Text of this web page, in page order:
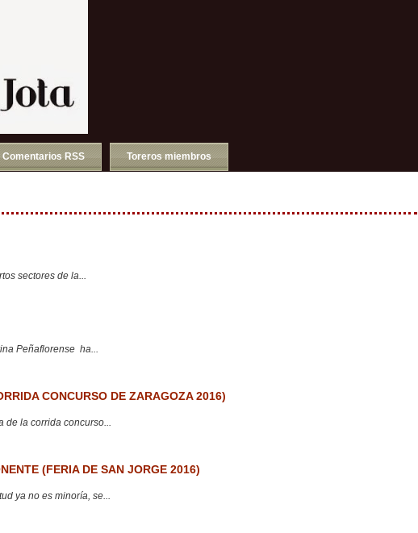
Comentarios RSS Toreros miembros
sectores de la...
Peñaflorense ha...
CONCURSO DE ZARAGOZA 2016)
de la corrida concurso...
(FERIA DE SAN JORGE 2016)
ya no es minoría, se...